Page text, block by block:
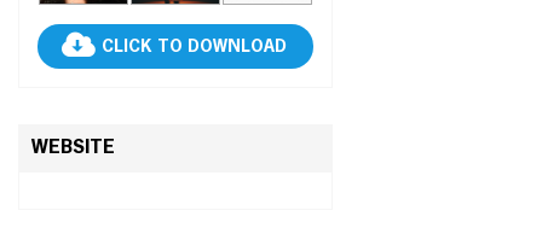
CLICK TO DOWNLOAD
WEBSITE